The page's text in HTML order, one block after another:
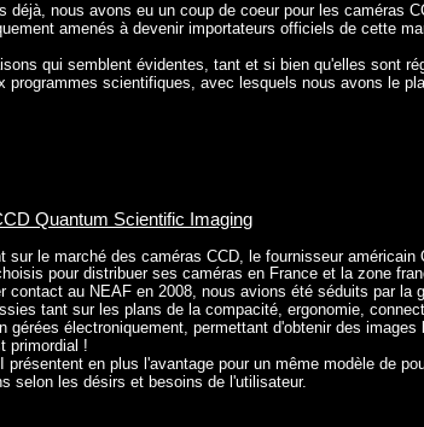
déjà, nous avons eu un coup de coeur pour les caméras
amenés à devenir importateurs officiels de cette
qui semblent évidentes, tant et si bien qu'elles sont
programmes scientifiques, avec lesquels nous avons le
Quantum Scientific Imaging
sur le marché des caméras CCD, le fournisseur américain
pour distribuer ses caméras en France et la zone
contact au NEAF en 2008, nous avions été séduits par la
tant sur les plans de la compacité, ergonomie,
gérées électroniquement, permettant d'obtenir des images
primordial !
présentent en plus l'avantage pour un même modèle de
selon les désirs et besoins de l'utilisateur.